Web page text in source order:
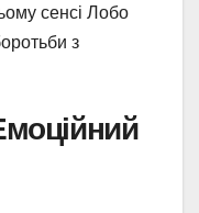
сенсі Лобо
з